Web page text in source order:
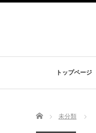
トップページ
Home
未分類